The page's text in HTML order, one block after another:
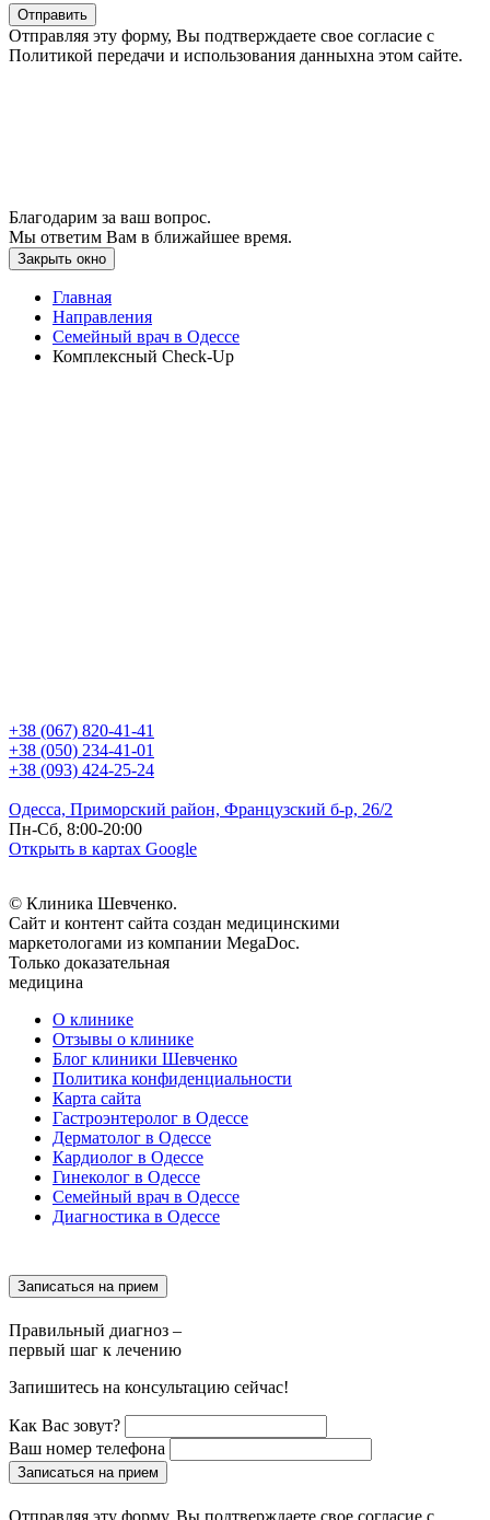
Отправить
Отправляя эту форму, Вы подтверждаете свое согласие с
Политикой передачи и использования данныхна этом сайте.
Благодарим за ваш вопрос.
Мы ответим Вам в ближайшее время.
Закрыть окно
Главная
Направления
Семейный врач в Одессе
Комплексный Check-Up
+38 (067) 820-41-41
+38 (050) 234-41-01
+38 (093) 424-25-24
Одесса, Приморский район, Французский б-р, 26/2
Пн-Сб, 8:00-20:00
Открыть в картах Google
© Клиника Шевченко.
Сайт и контент сайта создан медицинскими
маркетологами из компании MegaDoc.
Только доказательная
медицина
О клинике
Отзывы о клинике
Блог клиники Шевченко
Политика конфиденциальности
Карта сайта
Гастроэнтеролог в Одессе
Дерматолог в Одессе
Кардиолог в Одессе
Гинеколог в Одессе
Семейный врач в Одессе
Диагностика в Одессе
Записаться на прием
Правильный диагноз –
первый шаг к лечению
Запишитесь на консультацию сейчас!
Как Вас зовут?
Ваш номер телефона
Записаться на прием
Отправляя эту форму, Вы подтверждаете свое согласие с